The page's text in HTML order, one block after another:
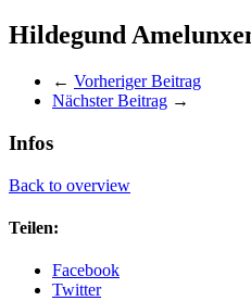
Hildegund
← Vorheriger Beitrag
Nächster Beitrag →
Infos
Back to overview
Teilen:
Facebook
Twitter